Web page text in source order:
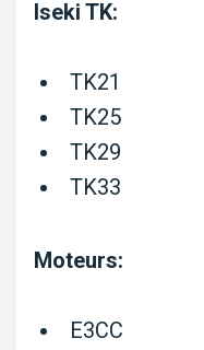
Iseki TK:
TK21
TK25
TK29
TK33
Moteurs:
E3CC